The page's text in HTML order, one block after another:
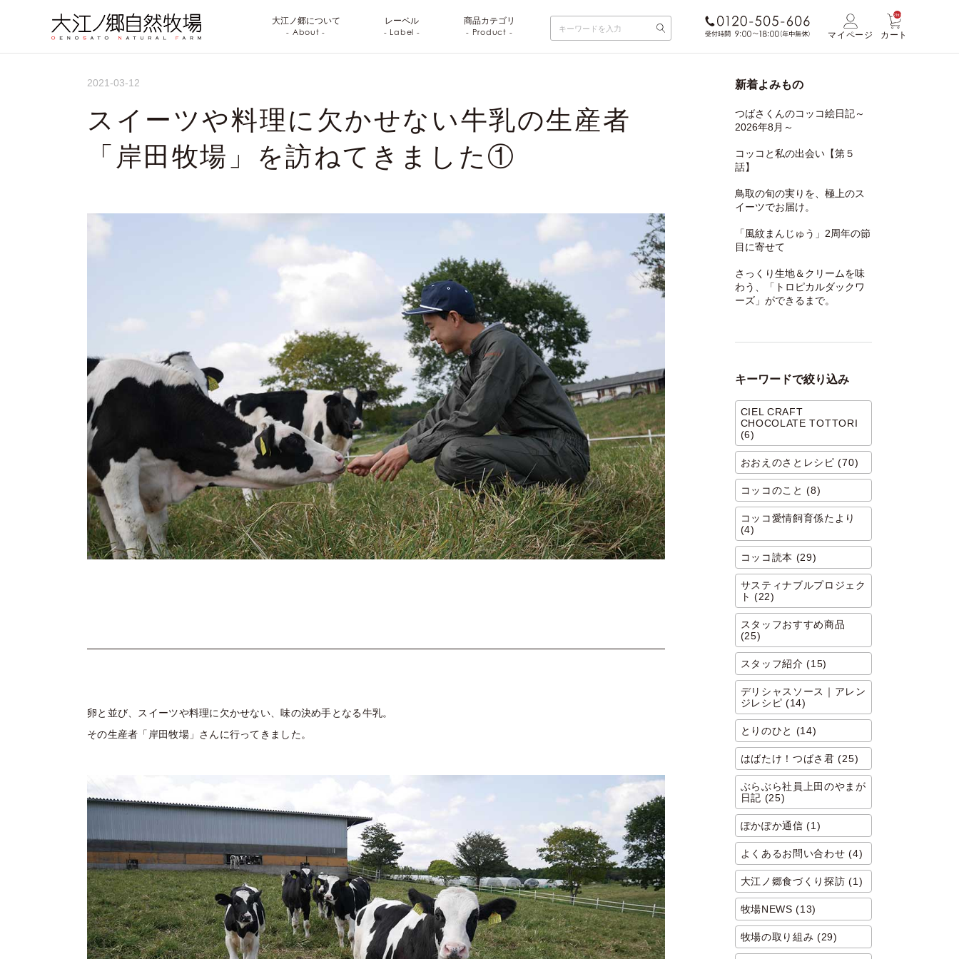
大江ノ郷について
- About -
レーベル
- Label -
商品カテゴリ
- Product -
マイページ
2https://torinohito.jp/
漁
カート
2021-03-12
スイーツや料理に欠かせない牛乳の生産者
「岸田牧場」を訪ねてきました①
卵と並び、スイーツや料理に欠かせない、味の決め手となる牛乳。
その生産者「岸田牧場」さんに行ってきました。
新着よみもの
つばさくんのコッコ絵日記～
2026年8月～
コッコと私の出会い【第５
話】
鳥取の旬の実りを、極上のス
イーツでお届け。
「風紋まんじゅう」2周年の節
目に寄せて
さっくり生地＆クリームを味
わう、「トロピカルダックワ
ーズ」ができるまで。
キーワードで絞り込み
CIEL CRAFT
CHOCOLATE TOTTORI
(6)
おおえのさとレシピ (70)
コッコのこと (8)
コッコ愛情飼育係たより
(4)
コッコ読本 (29)
サスティナブルプロジェク
ト (22)
スタッフおすすめ商品
(25)
スタッフ紹介 (15)
デリシャスソース｜アレン
ジレシピ (14)
とりのひと (14)
はばたけ！つばさ君 (25)
ぶらぶら社員上田のやまが
日記 (25)
ぽかぽか通信 (1)
よくあるお問い合わせ (4)
大江ノ郷食づくり探訪 (1)
牧場NEWS (13)
牧場の取り組み (29)